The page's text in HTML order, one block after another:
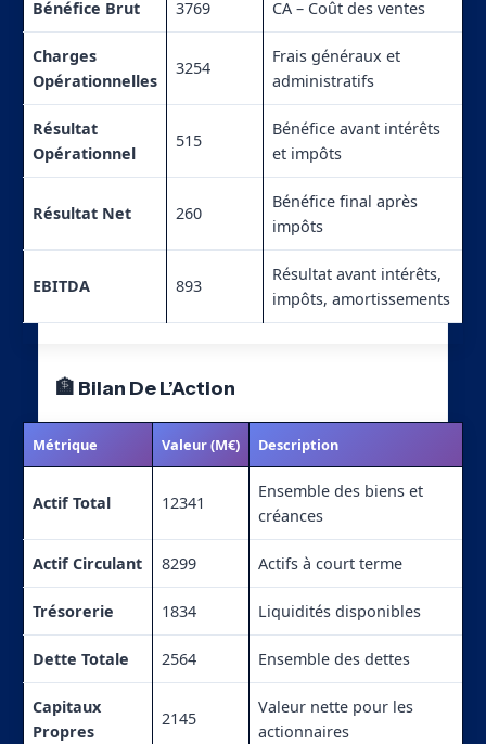
Bénéfice Brut 3769 CA – Coût des ventes
Charges
Opérationnelles
3254
Frais généraux et
administratifs
Résultat
Opérationnel
515
Bénéfice avant intérêts
et impôts
Résultat Net 260
Bénéfice final après
impôts
EBITDA 893
Résultat avant intérêts,
impôts, amortissements
🏦 Bilan De L’Action
Métrique Valeur (M€) Description
Actif Total 12341
Ensemble des biens et
créances
Actif Circulant 8299 Actifs à court terme
Trésorerie 1834 Liquidités disponibles
Dette Totale 2564 Ensemble des dettes
Capitaux
Propres
2145
Valeur nette pour les
actionnaires